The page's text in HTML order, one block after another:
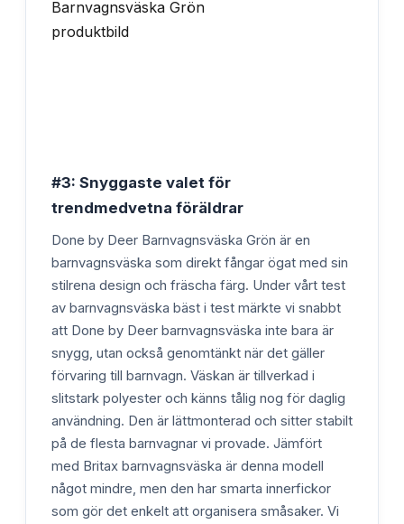
#3: Snyggaste valet för
trendmedvetna föräldrar
Done by Deer Barnvagnsväska Grön är en
barnvagnsväska som direkt fångar ögat med sin
stilrena design och fräscha färg. Under vårt test
av barnvagnsväska bäst i test märkte vi snabbt
att Done by Deer barnvagnsväska inte bara är
snygg, utan också genomtänkt när det gäller
förvaring till barnvagn. Väskan är tillverkad i
slitstark polyester och känns tålig nog för daglig
användning. Den är lättmonterad och sitter stabilt
på de flesta barnvagnar vi provade. Jämfört
med Britax barnvagnsväska är denna modell
något mindre, men den har smarta innerfickor
som gör det enkelt att organisera småsaker. Vi